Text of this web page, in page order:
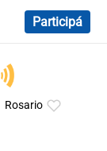
Participá
Rosario